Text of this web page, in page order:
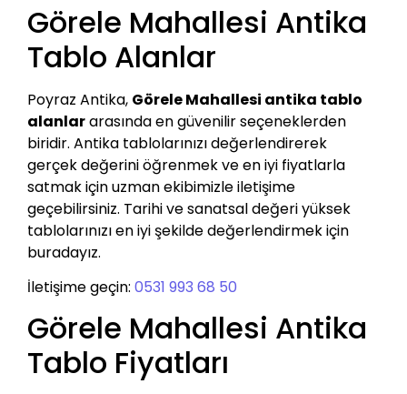
Görele Mahallesi Antika
Tablo Alanlar
Poyraz Antika, Görele Mahallesi antika tablo
alanlararasında en güvenilir seçeneklerden
biridir. Antika tablolarınızı değerlendirerek
gerçek değerini öğrenmek ve en iyi fiyatlarla
satmak için uzman ekibimizle iletişime
geçebilirsiniz. Tarihi ve sanatsal değeri yüksek
tablolarınızı en iyi şekilde değerlendirmek için
buradayız.
İletişime geçin: 0531 993 68 50
Görele Mahallesi Antika
Tablo Fiyatları